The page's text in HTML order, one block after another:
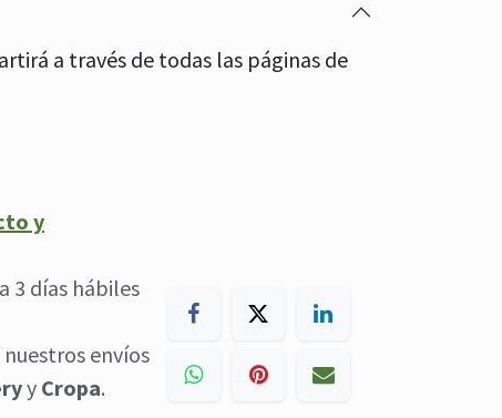
a través de todas las páginas de
y
3 días hábiles
envíos
y Cropa.